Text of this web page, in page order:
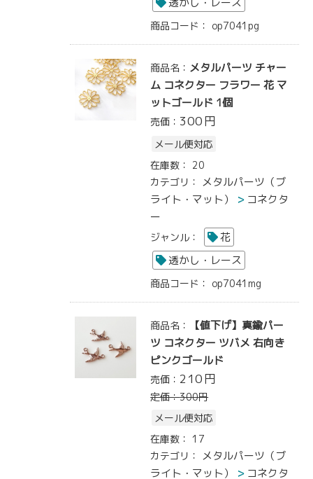
商品コード： op7041pg
商品名： メタルパーツ チャー
ム コネクター フラワー 花 マ
ットゴールド 1個
売価： 300円
メール便対応
在庫数： 20
カテゴリ： メタルパーツ（ブ
ライト・マット）
コネクタ
ー
ジャンル：
花
透かし・レース
商品コード： op7041mg
商品名：
【値下げ】真鍮パー
ツ コネクター ツバメ 右向き
ピンクゴールド
売価： 210円
定価：300円
メール便対応
在庫数： 17
カテゴリ： メタルパーツ（ブ
ライト・マット）
コネクタ